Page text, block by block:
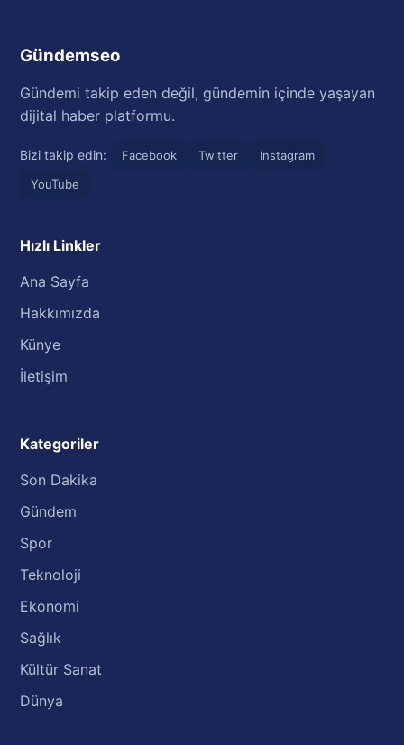
Gündemseo
Gündemi takip eden değil, gündemin içinde yaşayan
dijital haber platformu.
Bizi takip edin: Facebook Twitter
Instagram
YouTube
Hızlı Linkler
Ana Sayfa
Hakkımızda
Künye
İletişim
Kategoriler
Son Dakika
Gündem
Spor
Teknoloji
Ekonomi
Sağlık
Kültür Sanat
Dünya